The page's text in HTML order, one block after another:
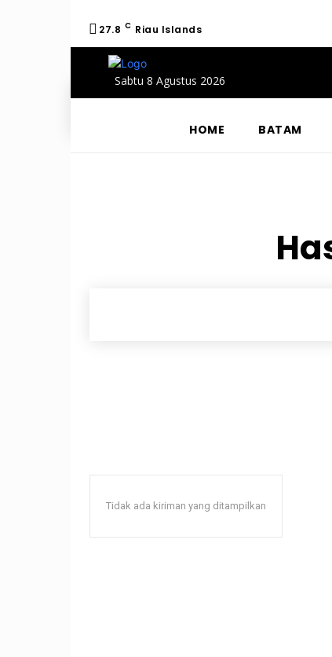
27.8 C Riau Islands
Sabtu 8 Agustus 2026
HOME BATAM
Tidak ada kiriman yang ditampilkan